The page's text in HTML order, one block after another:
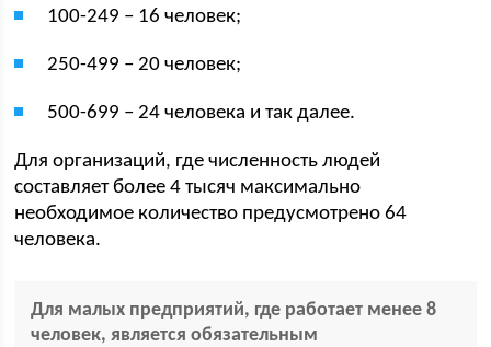
100-249 – 16 человек;
250-499 – 20 человек;
500-699 – 24 человека и так далее.
Для организаций, где численность людей
составляет более 4 тысяч максимально
необходимое количество предусмотрено 64
человека.
Для малых предприятий, где работает менее 8
человек, является обязательным